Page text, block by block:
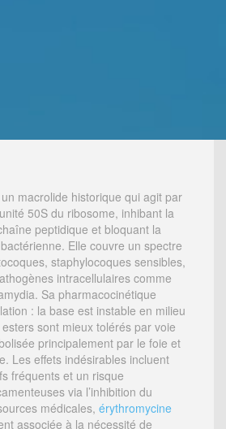
un macrolide historique qui agit par
50S du ribosome, inhibant la
peptidique et bloquant la
Elle couvre un spectre
staphylocoques sensibles,
intracellulaires comme
Sa pharmacocinétique
: la base est instable en milieu
sont mieux tolérés par voie
principalement par le foie et
Les effets indésirables incluent
fréquents et un risque
via l’inhibition du
médicales, érythromycine
associée à la nécessité de